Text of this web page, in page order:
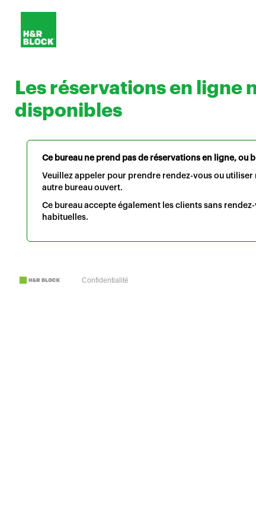
Les réservations en ligne
disponibles
Ce bureau ne prend pas de réservations en ligne, ou
Veuillez appeler pour prendre rendez-vous ou utiliser
autre bureau ouvert.
Ce bureau accepte également les clients sans
habituelles.
Confidentialité